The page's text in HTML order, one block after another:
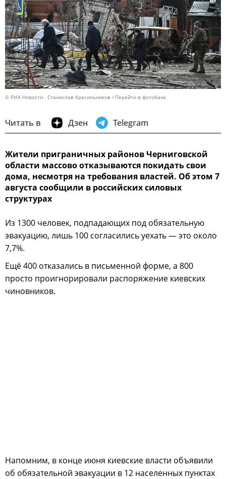
© РИА Новости . Станислав Красильников Перейти в фотобанк
Читать в Дзен Telegram
Жители приграничных районов Черниговской
области массово отказываются покидать свои
дома, несмотря на требования властей. Об этом 7
августа сообщили в российских силовых
структурах
Из 1300 человек, подпадающих под обязательную
эвакуацию, лишь 100 согласились уехать — это около
7,7%.
Ещё 400 отказались в письменной форме, а 800
просто проигнорировали распоряжение киевских
чиновников.
Напомним, в конце июня киевские власти объявили
об обязательной эвакуации в 12 населенных пунктах